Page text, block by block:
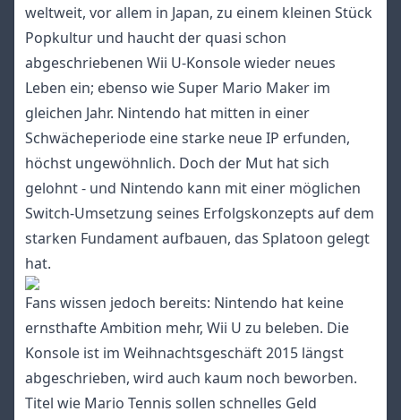
weltweit, vor allem in Japan, zu einem kleinen Stück
Popkultur und haucht der quasi schon
abgeschriebenen Wii U-Konsole wieder neues
Leben ein; ebenso wie Super Mario Maker im
gleichen Jahr. Nintendo hat mitten in einer
Schwächeperiode eine starke neue IP erfunden,
höchst ungewöhnlich. Doch der Mut hat sich
gelohnt - und Nintendo kann mit einer möglichen
Switch-Umsetzung seines Erfolgskonzepts auf dem
starken Fundament aufbauen, das Splatoon gelegt
hat.
Fans wissen jedoch bereits: Nintendo hat keine
ernsthafte Ambition mehr, Wii U zu beleben. Die
Konsole ist im Weihnachtsgeschäft 2015 längst
abgeschrieben, wird auch kaum noch beworben.
Titel wie Mario Tennis sollen schnelles Geld